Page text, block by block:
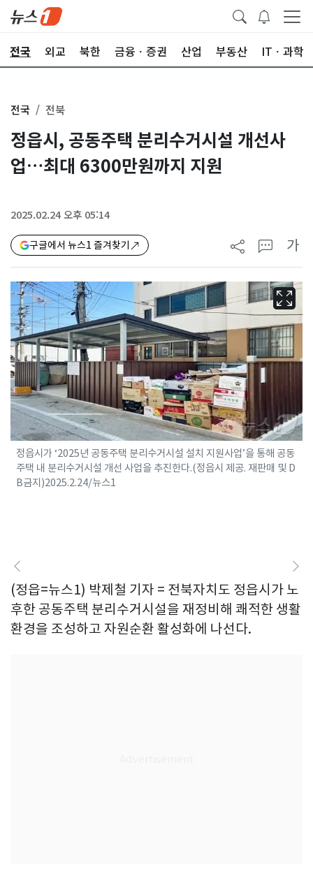
전국 외교 북한 금융ㆍ증권 산업 부동산 ITㆍ과학
전국 전북
정읍시, 공동주택 분리수거시설 개선사
업…최대 6300만원까지 지원
2025.02.24 오후 05:14
구글에서 뉴스1 즐겨찾기 가
정읍시가 ‘2025년 공동주택 분리수거시설 설치 지원사업’을 통해 공동
주택 내 분리수거시설 개선 사업을 추진한다.(정읍시 제공. 재판매 및 D
B금지)2025.2.24/뉴스1
(정읍=뉴스1) 박제철 기자 = 전북자치도 정읍시가 노
후한 공동주택 분리수거시설을 재정비해 쾌적한 생활
환경을 조성하고 자원순환 활성화에 나선다.